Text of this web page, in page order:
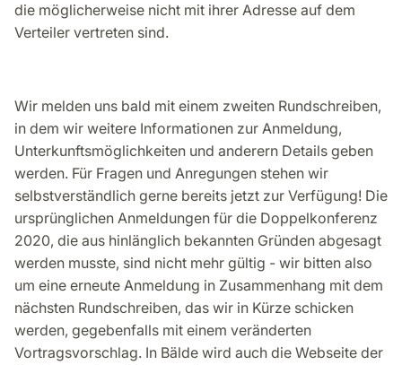
die möglicherweise nicht mit ihrer Adresse auf dem
Verteiler vertreten sind.
Wir melden uns bald mit einem zweiten Rundschreiben,
in dem wir weitere Informationen zur Anmeldung,
Unterkunftsmöglichkeiten und anderern Details geben
werden. Für Fragen und Anregungen stehen wir
selbstverständlich gerne bereits jetzt zur Verfügung! Die
ursprünglichen Anmeldungen für die Doppelkonferenz
2020, die aus hinlänglich bekannten Gründen abgesagt
werden musste, sind nicht mehr gültig - wir bitten also
um eine erneute Anmeldung in Zusammenhang mit dem
nächsten Rundschreiben, das wir in Kürze schicken
werden, gegebenfalls mit einem veränderten
Vortragsvorschlag. In Bälde wird auch die Webseite der